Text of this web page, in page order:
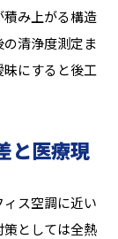
み上がる構造
清浄度測定ま
にすると後工
と医療現
ス空調に近い
としては全熱